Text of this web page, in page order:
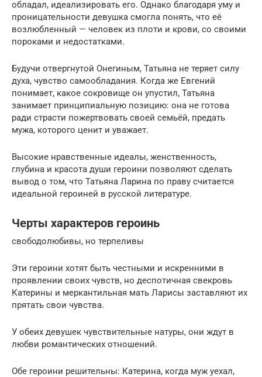
обладал, идеализировать его. Однако благодаря уму и
проницательности девушка смогла понять, что её
возлюбленный — человек из плоти и крови, со своими
пороками и недостатками.
Будучи отвергнутой Онегиным, Татьяна не теряет силу
духа, чувство самообладания. Когда же Евгений
понимает, какое сокровище он упустил, Татьяна
занимает принципиальную позицию: она не готова
ради страсти пожертвовать своей семьёй, предать
мужа, которого ценит и уважает.
Высокие нравственные идеалы, женственность,
глубина и красота души героини позволяют сделать
вывод о том, что Татьяна Ларина по праву считается
идеальной героиней в русской литературе.
Черты характеров героинь
свободолюбивы, но терпеливы
Эти героини хотят быть честными и искренними в
проявлении своих чувств, но деспотичная свекровь
Катерины и меркантильная мать Ларисы заставляют их
прятать свои чувства.
У обеих девушек чувствительные натуры, они ждут в
любви романтических отношений.
Обе героини решительны: Катерина, когда муж уехал,